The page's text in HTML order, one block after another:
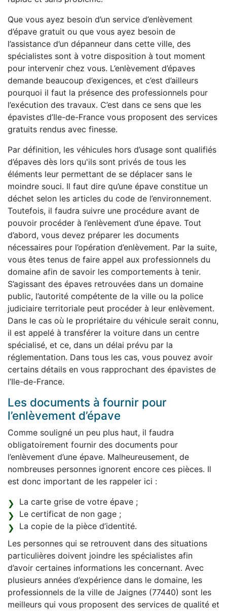
Que vous ayez besoin d’un service d’enlèvement
d’épave gratuit ou que vous ayez besoin de
l’assistance d’un dépanneur dans cette ville, des
spécialistes sont à votre disposition à tout moment
pour intervenir chez vous. L’enlèvement d’épaves
demande beaucoup d’exigences, et c’est d’ailleurs
pourquoi il faut la présence des professionnels pour
l’exécution des travaux. C’est dans ce sens que les
épavistes d’Ile-de-France vous proposent des services
gratuits rendus avec finesse.
Par définition, les véhicules hors d’usage sont qualifiés
d’épaves dès lors qu'ils sont privés de tous les
éléments leur permettant de se déplacer sans le
moindre souci. Il faut dire qu’une épave constitue un
déchet selon les articles du code de l’environnement.
Toutefois, il faudra suivre une procédure avant de
pouvoir procéder à l’enlèvement d’une épave. Tout
d’abord, vous devez préparer les documents
nécessaires pour l’opération d’enlèvement. Par la suite,
vous êtes tenus de faire appel aux professionnels du
domaine afin de savoir les comportements à tenir.
S’agissant des épaves retrouvées dans un domaine
public, l’autorité compétente de la ville ou la police
judiciaire territoriale peut procéder à leur enlèvement.
Dans le cas où le propriétaire du véhicule serait connu,
il est appelé à transférer la voiture dans un centre
spécialisé, et ce, dans un délai prévu par la
réglementation. Dans tous les cas, vous pouvez avoir
certains détails en vous rapprochant des épavistes de
l’Ile-de-France.
Les documents à fournir pour
l’enlèvement d’épave
Comme souligné un peu plus haut, il faudra
obligatoirement fournir des documents pour
l’enlèvement d’une épave. Malheureusement, de
nombreuses personnes ignorent encore ces pièces. Il
est donc important de les rappeler ici :
La carte grise de votre épave ;
Le certificat de non gage ;
La copie de la pièce d’identité.
Les personnes qui se retrouvent dans des situations
particulières doivent joindre les spécialistes afin
d’avoir certaines informations les concernant. Avec
plusieurs années d’expérience dans le domaine, les
professionnels de la ville de Jaignes (77440) sont les
meilleurs qui vous proposent des services de qualité et